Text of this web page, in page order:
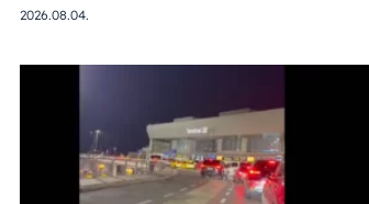
2026.08.04.